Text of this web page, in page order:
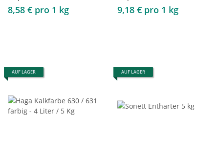
8,58 € pro 1 kg 9,18 € pro 1 kg
AUF LAGER AUF LAGER